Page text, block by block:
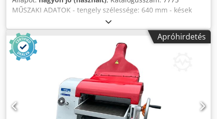
MŰSZAKI ADATOK - tengely szélessége: 640 mm - kések
száma: 4 db - megmunkálható anyag maximális
vastagsága: 300 mm – felülről: - reteszek - fogazott, húzó,
csavaró adagoló tengely - nyomóhenger - gyalu tengely -
nyomóhenger - 2 db sima, húzó, gumírozott kivezető
tengely - digitális vastagságkijelző - motor: 5,5 kW -
elektromos asztalemeléssel: 0,7 kW - fokozatmentes
előtolási sebesség szabályozás: 6-20 m/perc - előtolás
motor: 1,1 kW - szívócsatlakozó átmérő: 150 mm - méretek
(hossz/szélesség/magasság): 1000x1400x1200 mm - súly:
950 kg ELŐNYÖK - olasz gyártás Csdpfx Akezrlbnsweha -
Apróhirdetés